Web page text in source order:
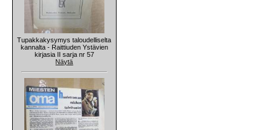
Tupakkakysymys taloudelliselta
kannalta - Raittiuden Ystävien
kirjasia II sarja nr 57
Näytä